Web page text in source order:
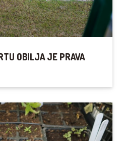
OBILJA JE PRAVA